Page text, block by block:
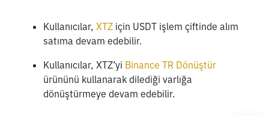
Kullanıcılar, XTZ için USDT işlem çiftinde alım
satıma devam edebilir.
Kullanıcılar, XTZ’yi Binance TR Dönüştür
ürününü kullanarak dilediği varlığa
dönüştürmeye devam edebilir.